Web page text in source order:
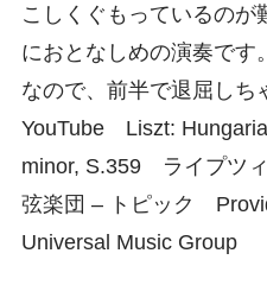
こしくぐもっているのが
におとなしめの演奏です
なので、前半で退屈しち
YouTube Liszt:
minor, S.359 ライプツ
弦楽団 – トピック
Universal Music Group